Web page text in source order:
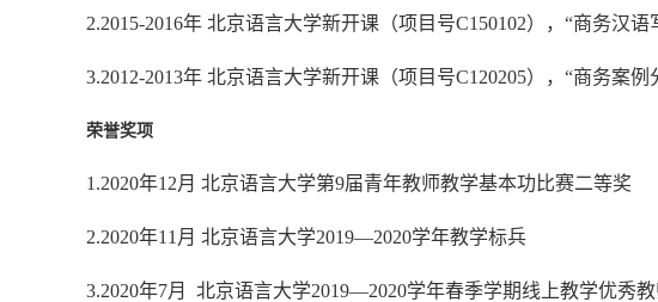
2.2015-2016年 北京语言大学新开课（项目号C150102），“商务汉语
3.2012-2013年 北京语言大学新开课（项目号C120205），“商务案例
荣誉奖项
1.2020年12月 北京语言大学第9届青年教师教学基本功比赛二等奖
2.2020年11月 北京语言大学2019—2020学年教学标兵
3.2020年7月 北京语言大学2019—2020学年春季学期线上教学优秀教